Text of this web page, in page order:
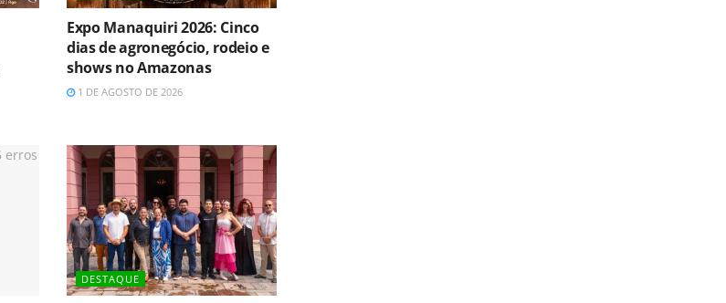
Expo Manaquiri 2026: Cinco
dias de agronegócio, rodeio e
shows no Amazonas
1 DE AGOSTO DE 2026
DESTAQUE